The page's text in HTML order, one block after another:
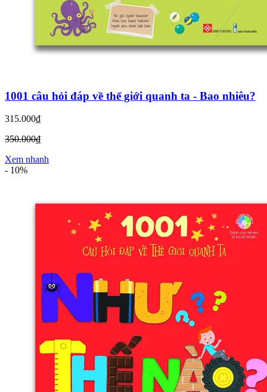
1001 câu hỏi đáp về thế giới quanh ta - Bao nhiêu?
315.000₫
350.000₫
Xem nhanh
- 10%